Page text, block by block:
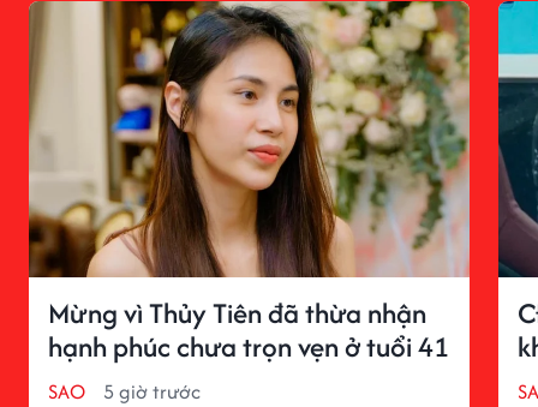
Mừng vì Thủy Tiên đã thừa nhận
hạnh phúc chưa trọn vẹn ở tuổi 41
SAO 5 giờ trước